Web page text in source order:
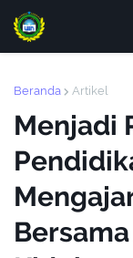
Beranda Artikel
Menjadi